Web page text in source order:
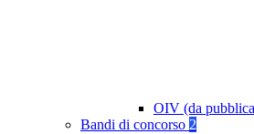
OIV (da
Bandi di concorso 2